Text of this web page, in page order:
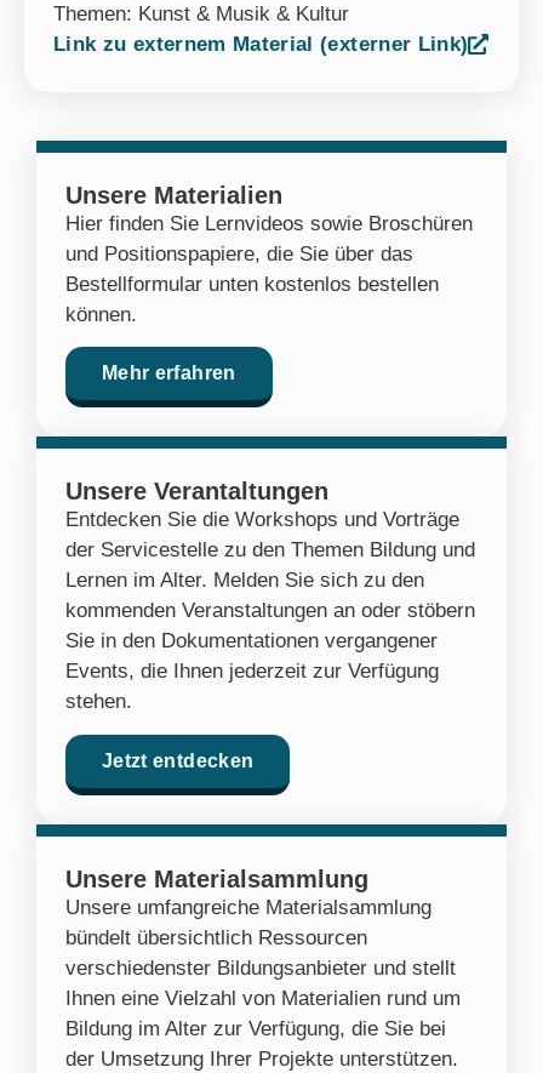
Themen: Kunst & Musik & Kultur
Link zu externem Material (externer Link)
Unsere Materialien
Hier finden Sie Lernvideos sowie Broschüren
und Positionspapiere, die Sie über das
Bestellformular unten kostenlos bestellen
können.
Mehr erfahren
Unsere Verantaltungen
Entdecken Sie die Workshops und Vorträge
der Servicestelle zu den Themen Bildung und
Lernen im Alter. Melden Sie sich zu den
kommenden Veranstaltungen an oder stöbern
Sie in den Dokumentationen vergangener
Events, die Ihnen jederzeit zur Verfügung
stehen.
Jetzt entdecken
Unsere Materialsammlung
Unsere umfangreiche Materialsammlung
bündelt übersichtlich Ressourcen
verschiedenster Bildungsanbieter und stellt
Ihnen eine Vielzahl von Materialien rund um
Bildung im Alter zur Verfügung, die Sie bei
der Umsetzung Ihrer Projekte unterstützen.